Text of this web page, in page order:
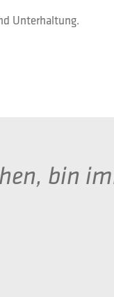
Unterhaltung.
bin